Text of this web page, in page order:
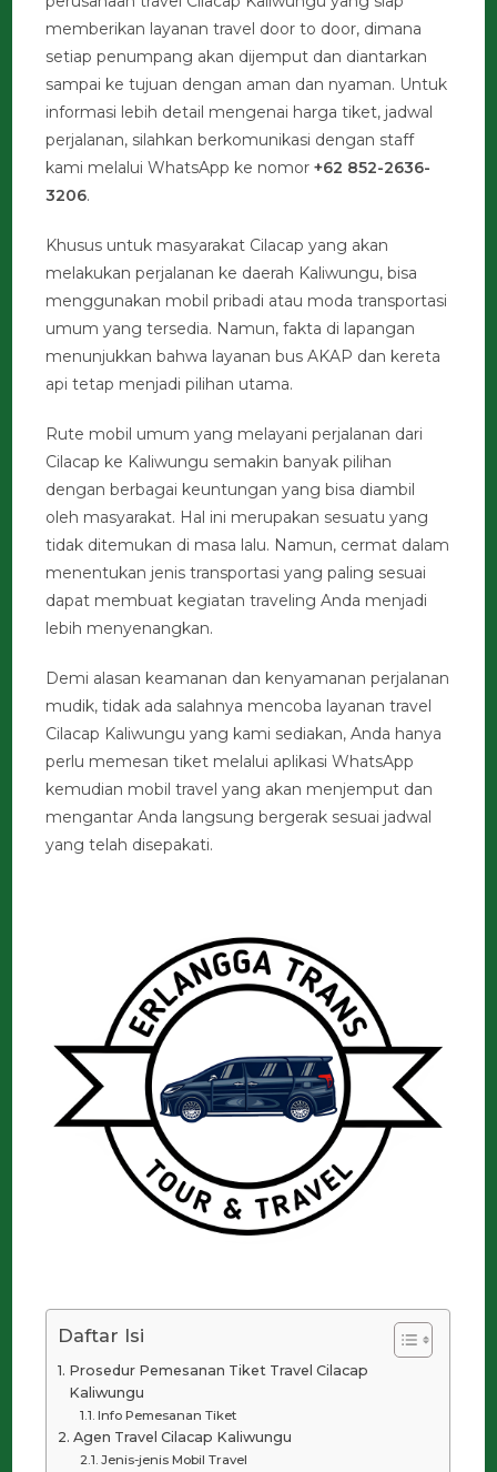
memberikan layanan travel door to door, dimana
setiap penumpang akan dijemput dan diantarkan
sampai ke tujuan dengan aman dan nyaman. Untuk
informasi lebih detail mengenai harga tiket, jadwal
perjalanan, silahkan berkomunikasi dengan staff
kami melalui WhatsApp ke nomor+62 852-2636-
3206.
Khusus untuk masyarakat Cilacap yang akan
melakukan perjalanan ke daerah Kaliwungu, bisa
menggunakan mobil pribadi atau moda transportasi
umum yang tersedia. Namun, fakta di lapangan
menunjukkan bahwa layanan bus AKAP dan kereta
api tetap menjadi pilihan utama.
Rute mobil umum yang melayani perjalanan dari
Cilacap ke Kaliwungu semakin banyak pilihan
dengan berbagai keuntungan yang bisa diambil
oleh masyarakat. Hal ini merupakan sesuatu yang
tidak ditemukan di masa lalu. Namun, cermat dalam
menentukan jenis transportasi yang paling sesuai
dapat membuat kegiatan traveling Anda menjadi
lebih menyenangkan.
Demi alasan keamanan dan kenyamanan perjalanan
mudik, tidak ada salahnya mencoba layanan travel
Cilacap Kaliwungu yang kami sediakan, Anda hanya
perlu memesan tiket melalui aplikasi WhatsApp
kemudian mobil travel yang akan menjemput dan
mengantar Anda langsung bergerak sesuai jadwal
yang telah disepakati.
Daftar Isi
Prosedur Pemesanan Tiket Travel Cilacap
Kaliwungu
Info Pemesanan Tiket
Agen Travel Cilacap Kaliwungu
Jenis-jenis Mobil Travel